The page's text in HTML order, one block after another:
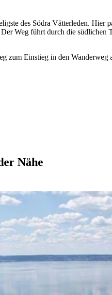
des Södra Vätterleden. Hier
Weg führt durch die südlichen
zum Einstieg in den
Nähe